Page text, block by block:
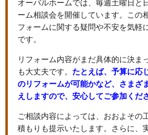
オーバルホームでは、毎週土曜日と
ーム相談会を開催しています。この
フォームに関する疑問や不安を気軽
です。
リフォーム内容がまだ具体的に決ま
も大丈夫です。 たとえば、予算に応
のリフォームが可能かなど、さまざ
えしますので、安心してご参加くだ
ご相談内容によっては、おおよその
積もりも提示いたします。さらに、